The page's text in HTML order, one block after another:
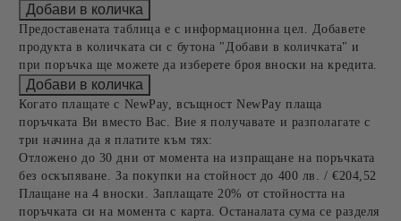
Предоставената таблица е с информационна цел. Добавете
продукта в количката си с бутона "Добави в количката" и
при поръчка ще можете да изберете броя вноски на кредита.
Когато плащате с NewPay, всъщност NewPay плаща
поръчката Ви вместо Вас. Вие я получавате и разполагате с
три начина да я платите към тях:
Отложено до 30 дни от момента на изпращане на поръчката
без оскъпяване. За покупки на стойност до 400 лв. / €204,52
Плащане на 4 вноски. Заплащате 20% от стойността на
поръчката си на момента с карта. Останалата сума се разделя